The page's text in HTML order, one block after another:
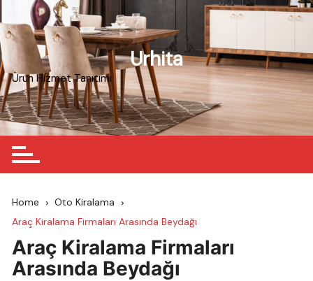
to
content
Urhita
Ürün Hizmet Tanıtımı
Home
Oto Kiralama
Araç Kiralama Firmaları Arasında Beydağı
Araç Kiralama Firmaları
Arasında Beydağı